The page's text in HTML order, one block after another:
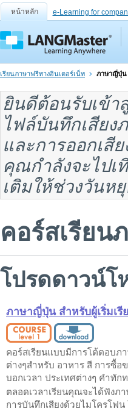
หน้าหลัก e-Learning for
เรียนภาษาฟรีทางอินเตอร์เน็ท ภาษาญี่ปุ่น
ยินดีต้อนรับเข้า
ไฟล์บันทึกเสียง
และการออกเสี
คุณกำลังจะไปเ
เติมให้ช่วงวันห
คอร์สเรียน
โปรดดาวน์โ
ภาษาญี่ปุ่น สำหรับผู้เริ่มเรี
คอร์สเรียนแบบมีการโต้ตอบ
ต่างๆสำหรับ อาหาร สี การซื้อ
บอกเวลา ประเทศต่างๆ คำทัก
ตลอดเวลาเรียนคุณจะได้ฟังภ
การบันทึกเสียงด้วยไมโครโฟ